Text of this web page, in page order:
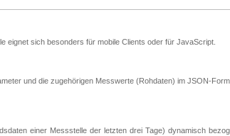
eignet sich besonders für mobile Clients oder für JavaScript.
und die zugehörigen Messwerte (Rohdaten) im JSON-
einer Messstelle der letzten drei Tage) dynamisch